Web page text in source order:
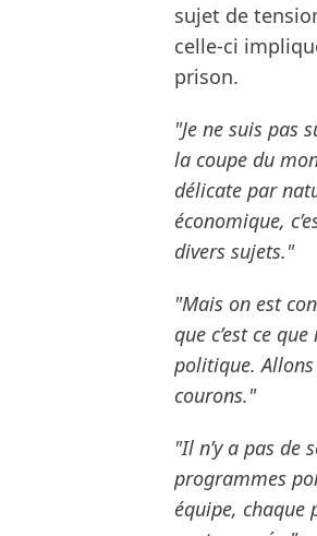
sujet de
celle-ci
prison.
"Je ne suis pas
la coupe du
délicate par
économique,
divers sujets."
"Mais on est
que c’est ce
politique.
courons."
"Il n’y a pas de
programmes
équipe, chaque